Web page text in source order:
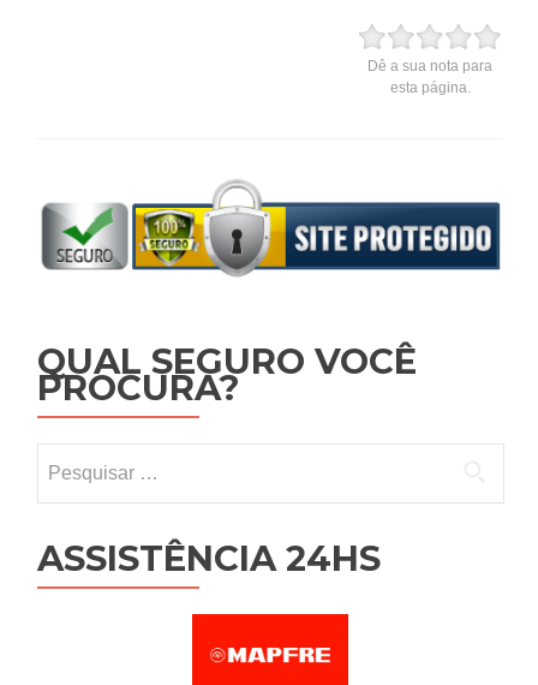
Dê a sua nota para
esta página.
QUAL SEGURO VOCÊ
PROCURA?
ASSISTÊNCIA 24HS